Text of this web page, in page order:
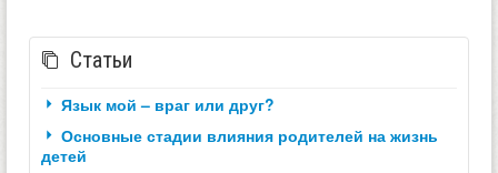
Статьи
Язык мой – враг или друг?
Основные стадии влияния родителей на жизнь
детей